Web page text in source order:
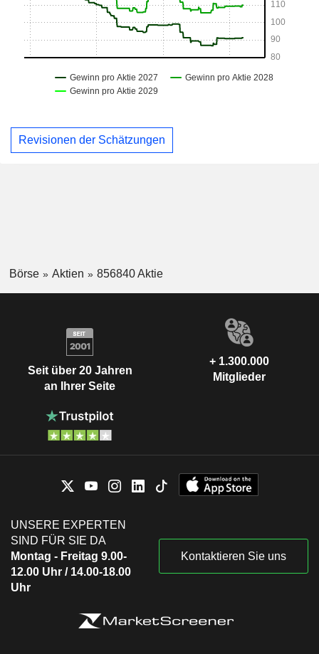
Revisionen der Schätzungen
Börse Aktien 856840 Aktie
Seit über 20 Jahren
an Ihrer Seite
+ 1.300.000
Mitglieder
UNSERE EXPERTEN
SIND FÜR SIE DA
Montag - Freitag 9.00-
12.00 Uhr / 14.00-18.00
Uhr
Kontaktieren Sie uns